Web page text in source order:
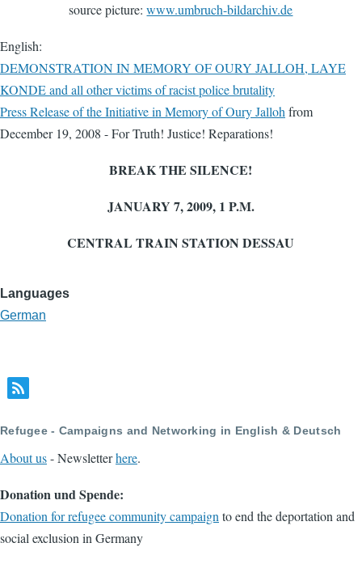
source picture:www.umbruch-bildarchiv.de
English:
DEMONSTRATION IN MEMORY OF OURY JALLOH, LAYE
KONDE and all other victims of racist police brutality
Press Release of the Initiative in Memory of Oury Jalloh from
December 19, 2008 - For Truth! Justice! Reparations!
BREAK THE SILENCE!
JANUARY 7, 2009, 1 P.M.
CENTRAL TRAIN STATION DESSAU
Languages
German
Refugee - Campaigns and Networking in English & Deutsch
About us- Newsletterhere.
Donation und Spende:
Donation for refugee community campaignto end the deportation and
social exclusion in Germany